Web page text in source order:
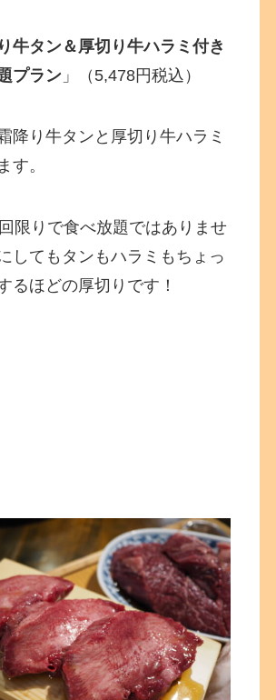
牛タン＆厚切り牛ハラミ付き
プラン 」（5,478円税込）
降り牛タンと厚切り牛ハラミ
す。
限りで食べ放題ではありませ
してもタンもハラミもちょっ
るほどの厚切りです！